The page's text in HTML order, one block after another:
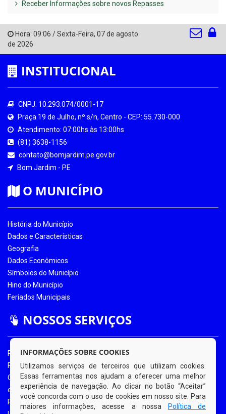
Receber Informações sobre novos Repasses
Hora: 09:06 /Sexta-Feira, 07 de agosto
de 2026
INSTITUCIONAL
CNPJ: 10.293.074/0001-17
Praça 19 de Julho, nº s/n, Centro - CEP: 55.730-000
Atendimento: 07:00hs às 13:00hs
(81) 3638-1156
contato@bomjardim.pe.gov.br
Bom Jardim - PE
O MUNICÍPIO
História do Município
Dados e Características
Geografia
Dados Econômicos
Símbolos do Município
Hino do Município
Feriados Municipais
NOSSOS SERVIÇOS
Portal da Transparência
Portal da Transparência COVID-19
Ouvidoria Eletrônica
e-SIC
Processos de Licitação
INFORMAÇÕES SOBRE COOKIES
Utilizamos serviços de terceiros que utilizam cookies.
Essas ferramentas nos ajudam a oferecer uma melhor
experiência de navegação. Ao clicar no botão “Aceitar”
você concorda com o uso de cookies em nosso site. Para
maiores informações, acesse a nossa
Política de